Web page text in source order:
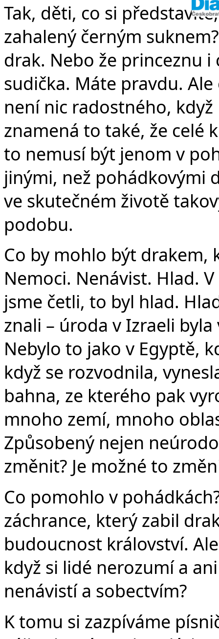
Tak, děti, co si
zahalený černým
drak. Nebo že princeznu i
sudička. Máte pravdu.
není nic radostného,
znamená to také, že celé
to nemusí být jenom v
jinými, než pohádkovými
ve skutečném životě
podobu.
Co by mohlo být drakem,
Nemoci. Nenávist. Hlad.
jsme četli, to byl hlad.
znali – úroda v Izraeli
Nebylo to jako v Egyptě,
když se rozvodnila,
bahna, ze kterého pak
mnoho zemí, mnoho
Způsobený nejen
změnit? Je možné to
Co pomohlo v
záchrance, který zabil
budoucnost království.
když si lidé nerozumí a
nenávistí a sobectvím?
K tomu si zazpíváme